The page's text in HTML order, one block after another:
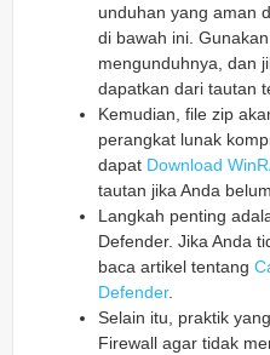
unduhan yang aman
di bawah ini. Gunakan
mengunduhnya, dan
dapatkan dari tautan
Kemudian, file zip
perangkat lunak
dapat Download
tautan jika Anda
Langkah penting
Defender. Jika Anda
baca artikel tentang
Defender.
Selain itu, praktik
Firewall agar tidak